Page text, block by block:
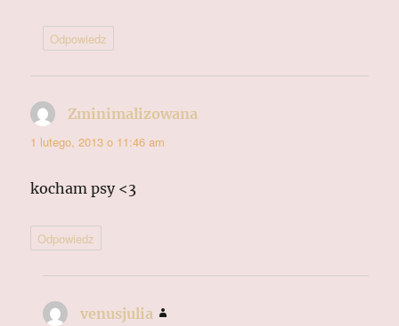
Odpowiedz
Zminimalizowana
1 lutego, 2013 o 11:46 am
kocham psy <3
Odpowiedz
venusjulia